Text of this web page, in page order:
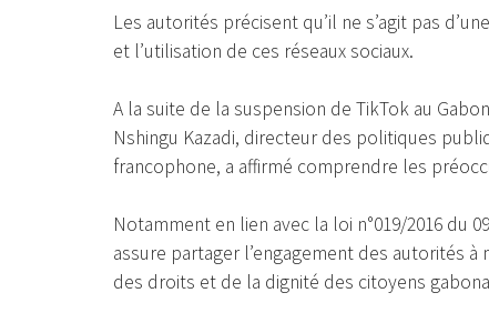
Les autorités précisent qu’il ne s’agit pas
et l’utilisation de ces réseaux sociaux.
A la suite de la suspension de TikTok au
Nshingu Kazadi, directeur des politiques
francophone, a affirmé comprendre les
Notamment en lien avec la loi n°019/2016 du
assure partager l’engagement des autorités
des droits et de la dignité des citoyens